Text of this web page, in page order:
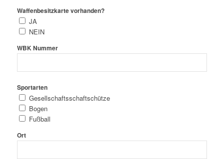
Waffenbesitzkarte vorhanden?
JA
NEIN
WBK Nummer
Sportarten
Gesellschaftsschaftschütze
Bogen
Fußball
Ort